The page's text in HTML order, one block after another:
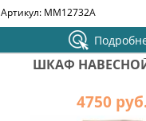
Артикул: MM12732A
ШКАФ
4750